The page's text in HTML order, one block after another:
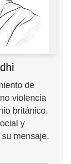
de
violencia
británico.
y
mensaje.